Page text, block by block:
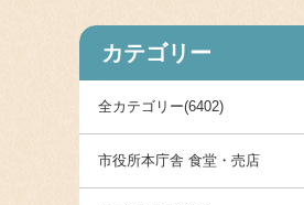
カテゴリー
全カテゴリー(6402)
市役所本庁舎 食堂・売店